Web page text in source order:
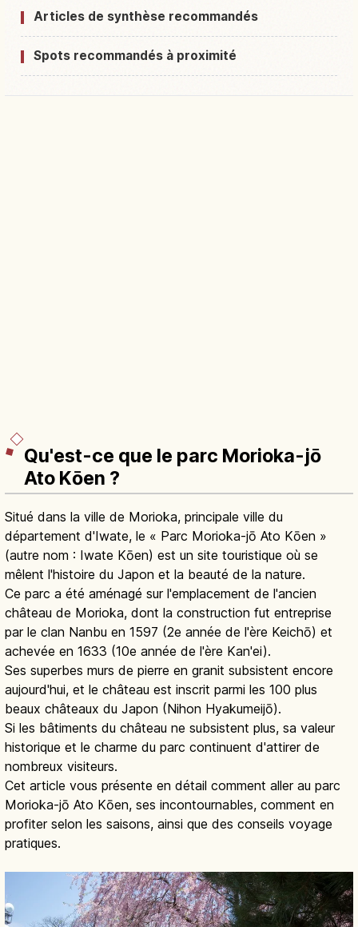
Articles de synthèse recommandés
Spots recommandés à proximité
Qu'est-ce que le parc Morioka-jō
Ato Kōen ?
Situé dans la ville de Morioka, principale ville du
département d'Iwate, le « Parc Morioka-jō Ato Kōen »
(autre nom : Iwate Kōen) est un site touristique où se
mêlent l'histoire du Japon et la beauté de la nature.
Ce parc a été aménagé sur l'emplacement de l'ancien
château de Morioka, dont la construction fut entreprise
par le clan Nanbu en 1597 (2e année de l'ère Keichō) et
achevée en 1633 (10e année de l'ère Kan'ei).
Ses superbes murs de pierre en granit subsistent encore
aujourd'hui, et le château est inscrit parmi les 100 plus
beaux châteaux du Japon (Nihon Hyakumeijō).
Si les bâtiments du château ne subsistent plus, sa valeur
historique et le charme du parc continuent d'attirer de
nombreux visiteurs.
Cet article vous présente en détail comment aller au parc
Morioka-jō Ato Kōen, ses incontournables, comment en
profiter selon les saisons, ainsi que des conseils voyage
pratiques.